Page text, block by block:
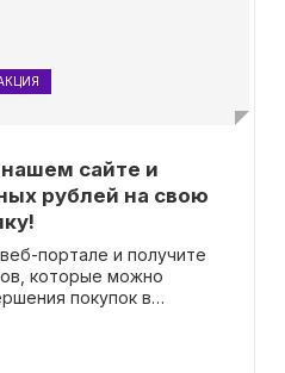
сайте и
рублей на свою
портале и получите
которые можно
покупок в